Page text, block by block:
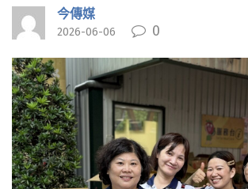
今傳媒
2026-06-06 0